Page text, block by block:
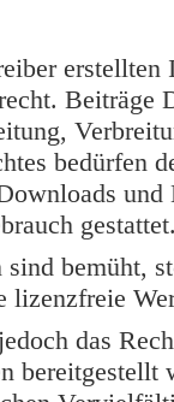
bedürfen
bemüht,
lizenzfreie
das